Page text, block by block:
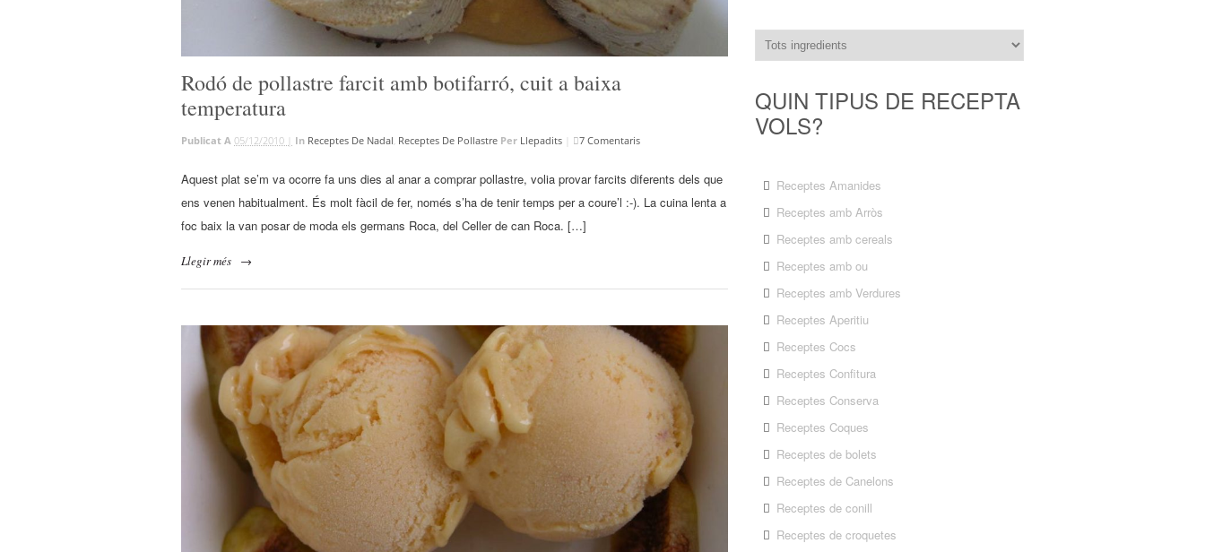
Rodó de pollastre farcit amb botifarró, cuit a baixa
temperatura
Publicat A 05/12/2010 | In Receptes De Nadal, Receptes De Pollastre Per Llepadits 7 Comentaris
Aquest plat se’m va ocorre fa uns dies al anar a comprar pollastre, volia provar farcits diferents dels que
ens venen habitualment. És molt fàcil de fer, només s’ha de tenir temps per a coure’l :-). La cuina lenta a
foc baix la van posar de moda els germans Roca, del Celler de can Roca. […]
Llegir més →
QUIN TIPUS DE RECEPTA
VOLS?
Receptes Amanides
Receptes amb Arròs
Receptes amb cereals
Receptes amb ou
Receptes amb Verdures
Receptes Aperitiu
Receptes Cocs
Receptes Confitura
Receptes Conserva
Receptes Coques
Receptes de bolets
Receptes de Canelons
Receptes de conill
Receptes de croquetes